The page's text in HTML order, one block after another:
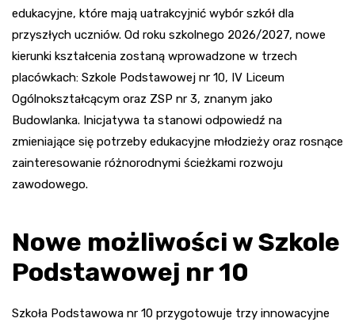
edukacyjne, które mają uatrakcyjnić wybór szkół dla
przyszłych uczniów. Od roku szkolnego 2026/2027, nowe
kierunki kształcenia zostaną wprowadzone w trzech
placówkach: Szkole Podstawowej nr 10, IV Liceum
Ogólnokształcącym oraz ZSP nr 3, znanym jako
Budowlanka. Inicjatywa ta stanowi odpowiedź na
zmieniające się potrzeby edukacyjne młodzieży oraz rosnące
zainteresowanie różnorodnymi ścieżkami rozwoju
zawodowego.
Nowe możliwości w Szkole
Podstawowej nr 10
Szkoła Podstawowa nr 10 przygotowuje trzy innowacyjne